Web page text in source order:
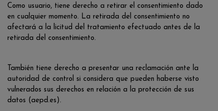
Como usuario, tiene derecho a retirar el consentimiento dado
en cualquier momento. La retirada del consentimiento no
afectará a la licitud del tratamiento efectuado antes de la
retirada del consentimiento.
También tiene derecho a presentar una reclamación ante la
autoridad de control si considera que pueden haberse visto
vulnerados sus derechos en relación a la protección de sus
datos (aepd.es).